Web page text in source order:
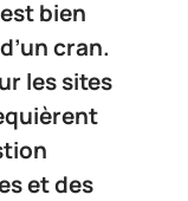
bien
cran.
les sites
et des